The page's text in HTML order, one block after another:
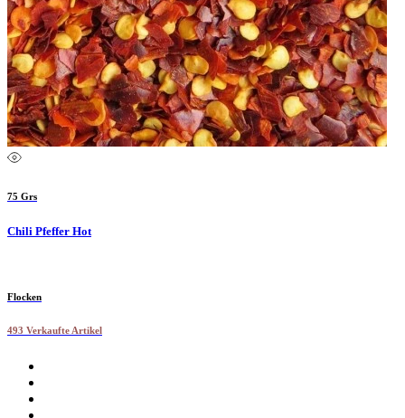
75 Grs
Chili Pfeffer Hot
Flocken
493 Verkaufte Artikel